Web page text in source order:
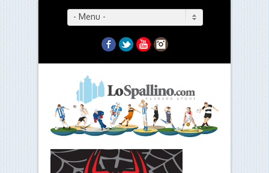
- Menu -
Facebook
TwitterYouTubeInstagram